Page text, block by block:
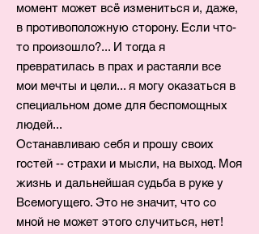
момент может всё измениться и, даже,
в противоположную сторону. Если что-
то произошло?... И тогда я
превратилась в прах и растаяли все
мои мечты и цели... я могу оказаться в
специальном доме для беспомощных
людей...
Останавливаю себя и прошу своих
гостей -- страхи и мысли, на выход. Моя
жизнь и дальнейшая судьба в руке у
Всемогущего. Это не значит, что со
мной не может этого случиться, нет!